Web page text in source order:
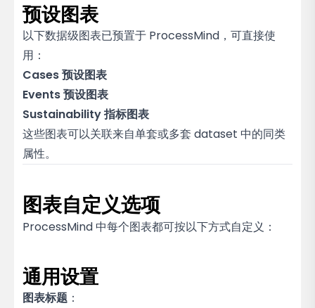
预设图表
以下数据级图表已预置于 ProcessMind，可直接使
用：
Cases 预设图表
Events 预设图表
Sustainability 指标图表
这些图表可以关联来自单套或多套 dataset 中的同类
属性。
图表自定义选项
ProcessMind 中每个图表都可按以下方式自定义：
通用设置
图表标题 ：